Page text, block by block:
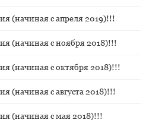
(начиная с апреля 2019)!!!
(начиная с ноября 2018)!!!
(начиная с октября 2018)!!!
(начиная с августа 2018)!!!
(начиная с мая 2018)!!!